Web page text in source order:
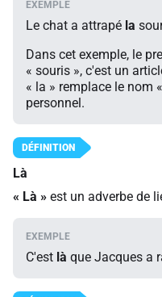
Le chat a attrapé la
Dans cet exemple, le
« souris », c'est un
« la » remplace le nom
personnel.
Là
« Là » est un adverbe de
C'est là que Jacques a